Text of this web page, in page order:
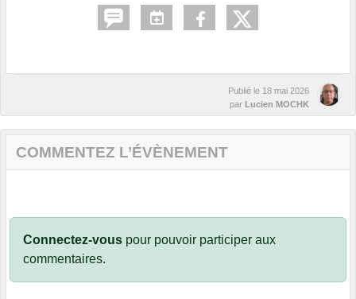
Publié le 18 mai 2026
par Lucien MOCHK
COMMENTEZ L’ÉVÈNEMENT
Connectez-vous pour pouvoir participer aux
commentaires.